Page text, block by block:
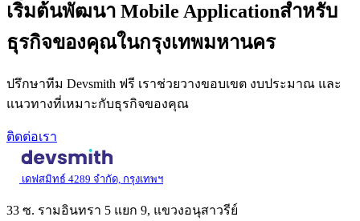
เริ่มต้นพัฒนา Mobile Applicationสำหรับ
ธุรกิจของคุณในกรุงเทพมหานคร
ปรึกษาทีม Devsmith ฟรี เราช่วยวางขอบเขต งบประมาณ และ
แนวทางที่เหมาะกับธุรกิจของคุณ
ติดต่อเรา
เดฟสมิทธ์ 4289 จำกัด, กรุงเทพฯ
33 ซ. รามอินทรา 5 แยก 9, แขวงอนุสาวรีย์